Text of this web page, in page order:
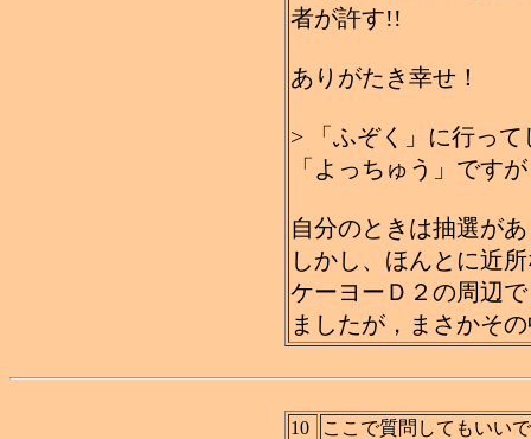
者が許す!!
ありがたき幸せ！
> 「ふぞく」に行っ
「よっちゅう」ですが
自分のときは抽選が
しかし、ほんとに近
ケーヨーＤ２の周辺
ましたが，まさかそ
10
ここで質問してもいい